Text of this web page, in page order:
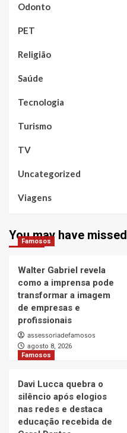
Odonto
PET
Religião
Saúde
Tecnologia
Turismo
TV
Uncategorized
Viagens
You may have missed
Famosos
Walter Gabriel revela
como a imprensa pode
transformar a imagem
de empresas e
profissionais
assessoriadefamosos
agosto 8, 2026
Famosos
Davi Lucca quebra o
silêncio após elogios
nas redes e destaca
educação recebida de